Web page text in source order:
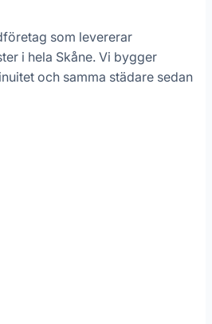
som levererar
i hela Skåne. Vi bygger
och samma städare sedan